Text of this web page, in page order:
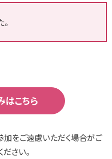
はこちら
をご遠慮いただく場合がご
さい。